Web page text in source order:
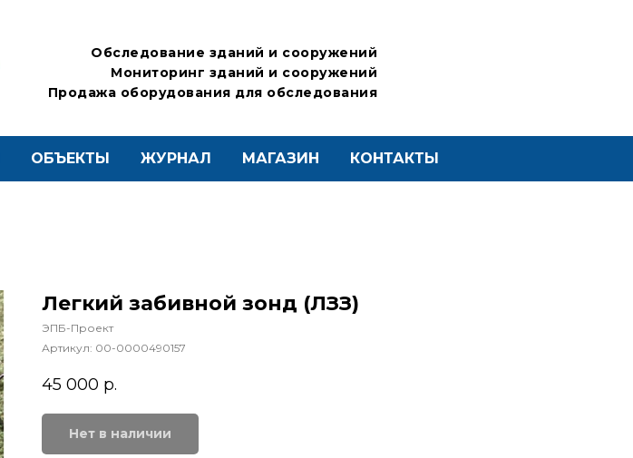
Обследование зданий и сооружений
Мониторинг зданий и сооружений
Продажа оборудования для обследования
ОБЪЕКТЫ ЖУРНАЛ МАГАЗИН КОНТАКТЫ
Легкий забивной зонд (ЛЗЗ)
ЭПБ-Проект
Артикул: 00-0000490157
45 000 р.
Нет в наличии